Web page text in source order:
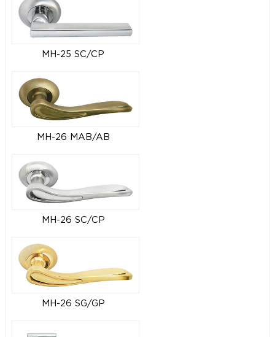
MH-25 SC/CP
MH-26 MAB/AB
MH-26 SC/CP
MH-26 SG/GP